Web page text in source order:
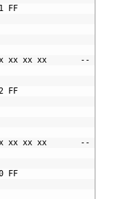
--
--